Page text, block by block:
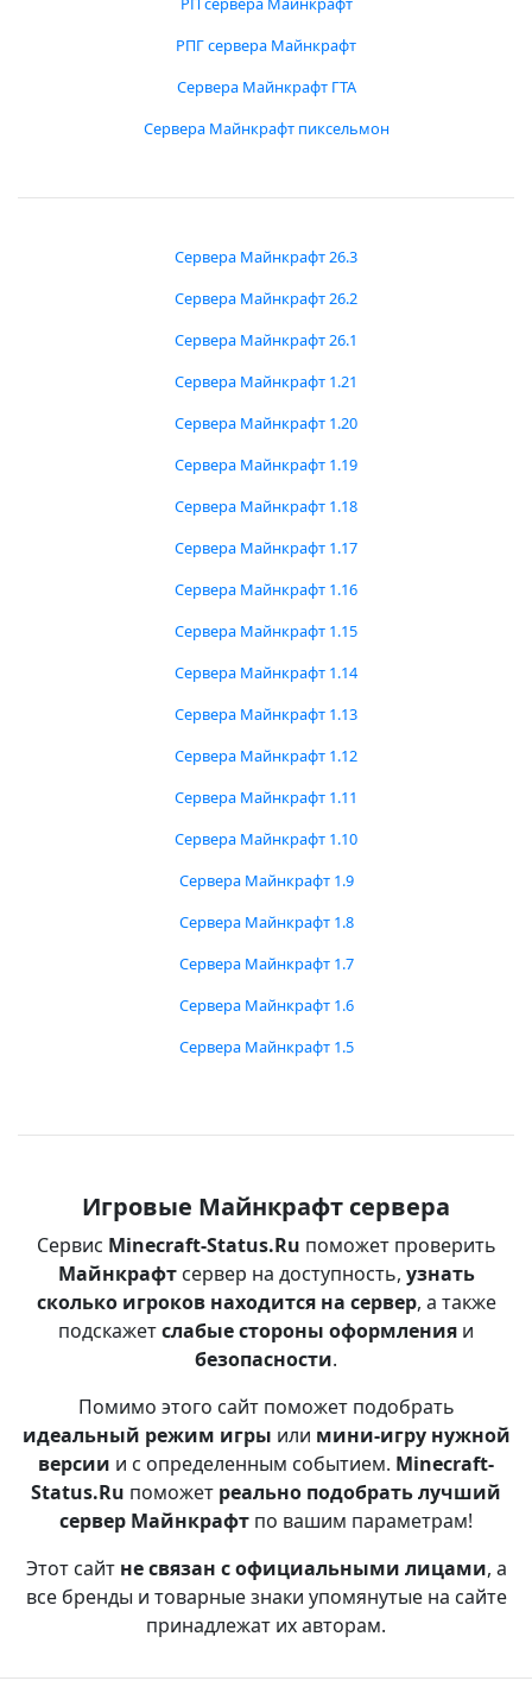
РПГ сервера Майнкрафт
Сервера Майнкрафт ГТА
Сервера Майнкрафт пиксельмон
Сервера Майнкрафт 26.3
Сервера Майнкрафт 26.2
Сервера Майнкрафт 26.1
Сервера Майнкрафт 1.21
Сервера Майнкрафт 1.20
Сервера Майнкрафт 1.19
Сервера Майнкрафт 1.18
Сервера Майнкрафт 1.17
Сервера Майнкрафт 1.16
Сервера Майнкрафт 1.15
Сервера Майнкрафт 1.14
Сервера Майнкрафт 1.13
Сервера Майнкрафт 1.12
Сервера Майнкрафт 1.11
Сервера Майнкрафт 1.10
Сервера Майнкрафт 1.9
Сервера Майнкрафт 1.8
Сервера Майнкрафт 1.7
Сервера Майнкрафт 1.6
Сервера Майнкрафт 1.5
Игровые Майнкрафт сервера
Сервис Minecraft-Status.Ru поможет проверить
Майнкрафтсервер на доступность, узнать
сколько игроков находится на сервер, а также
подскажетслабые стороны оформления и
безопасности.
Помимо этого сайт поможет подобрать
идеальный режим игры или мини-игру нужной
версии и с определенным событием. Minecraft-
Status.Ru поможет реально подобрать лучший
сервер Майнкрафт по вашим параметрам!
Этот сайт не связан с официальными лицами, а
все бренды и товарные знаки упомянутые на сайте
принадлежат их авторам.